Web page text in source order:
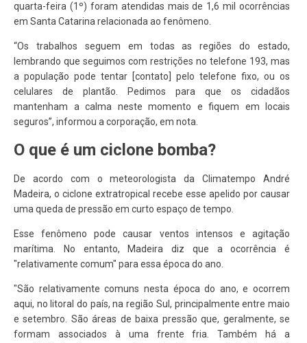
quarta-feira (1º) foram atendidas mais de 1,6 mil ocorrências
em Santa Catarina relacionada ao fenômeno.
“Os trabalhos seguem em todas as regiões do estado,
lembrando que seguimos com restrições no telefone 193, mas
a população pode tentar [contato] pelo telefone fixo, ou os
celulares de plantão. Pedimos para que os cidadãos
mantenham a calma neste momento e fiquem em locais
seguros”, informou a corporação, em nota.
O que é um ciclone bomba?
De acordo com o meteorologista da Climatempo André
Madeira, o ciclone extratropical recebe esse apelido por causar
uma queda de pressão em curto espaço de tempo.
Esse fenômeno pode causar ventos intensos e agitação
marítima. No entanto, Madeira diz que a ocorrência é
"relativamente comum" para essa época do ano.
"São relativamente comuns nesta época do ano, e ocorrem
aqui, no litoral do país, na região Sul, principalmente entre maio
e setembro. São áreas de baixa pressão que, geralmente, se
formam associados à uma frente fria. Também há a